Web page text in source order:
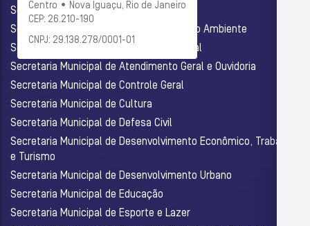
Centro • Nova Iguaçu, Rio de Janeiro
CEP: 26.210-190
CNPJ: 29.138.278/0001-01
Secretaria Municipal de Administração
Secretaria Municipal de Agricultura e Meio Ambiente
Secretaria Municipal de Assistência Social
Secretaria Municipal de Atendimento Geral e Ouvidoria
Secretaria Municipal de Controle Geral
Secretaria Municipal de Cultura
Secretaria Municipal de Defesa Civil
Secretaria Municipal de Desenvolvimento Econômico, Trabalho
e Turismo
Secretaria Municipal de Desenvolvimento Urbano
Secretaria Municipal de Educação
Secretaria Municipal de Esporte e Lazer